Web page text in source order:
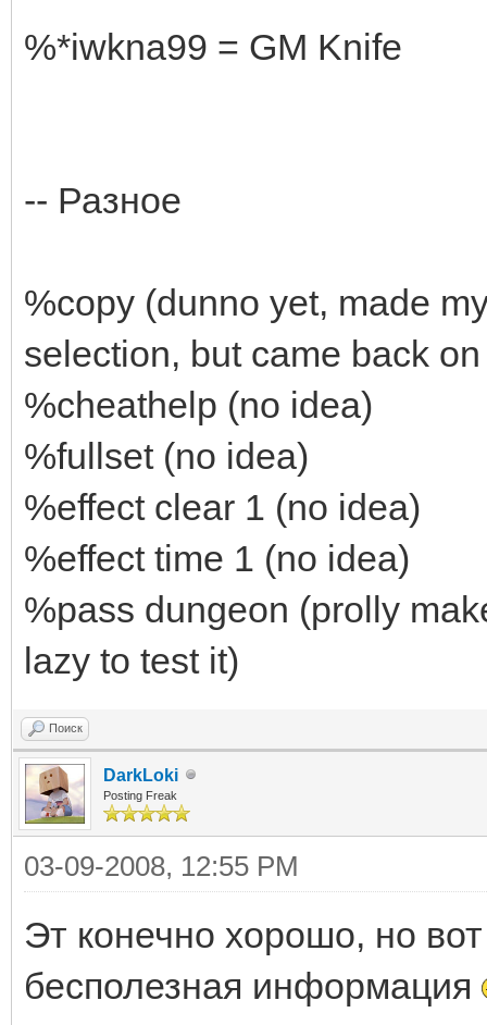
%*iwkna99 = GM Knife
-- Разное
%copy (dunno yet, made
selection, but came back
%cheathelp (no idea)
%fullset (no idea)
%effect clear 1 (no idea)
%effect time 1 (no idea)
%pass dungeon (prolly
lazy to test it)
Поиск
DarkLoki
Posting Freak
03-09-2008, 12:55 PM
Эт конечно хорошо, но
бесполезная информация